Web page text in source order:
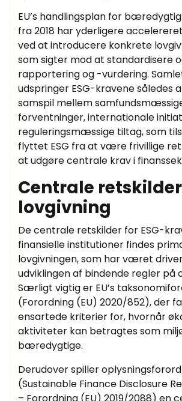
EU’s handlingsplan for
fra 2018 har yderligere
ved at introducere konkrete
som sigter mod at standardisere
rapportering og -vurdering.
udspringer ESG-kravene således
samspil mellem
forventninger, internationale
reguleringsmæssige tiltag, som
flyttet ESG fra at være frivillige
at udgøre centrale krav i
Centrale
lovgivning
De centrale retskilder for ESG-
finansielle institutioner findes
lovgivningen, som har været
udviklingen af bindende regler på
Særligt vigtig er EU’s
(Forordning (EU) 2020/852), der
ensartede kriterier for, hvornår
aktiviteter kan betragtes som
bæredygtige.
Derudover spiller
(Sustainable Finance Disclosure